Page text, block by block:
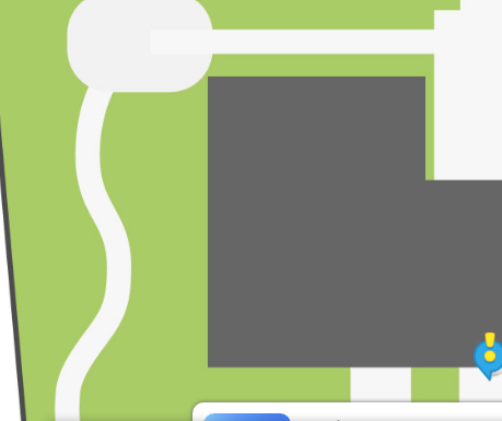
龍柏解說牌
小白宮（戶外）
關稅展示區
小白宮（室內）
小白宮（室內）
建築風格展示廳
小白宮（室內）
票亭
滬尾礮臺